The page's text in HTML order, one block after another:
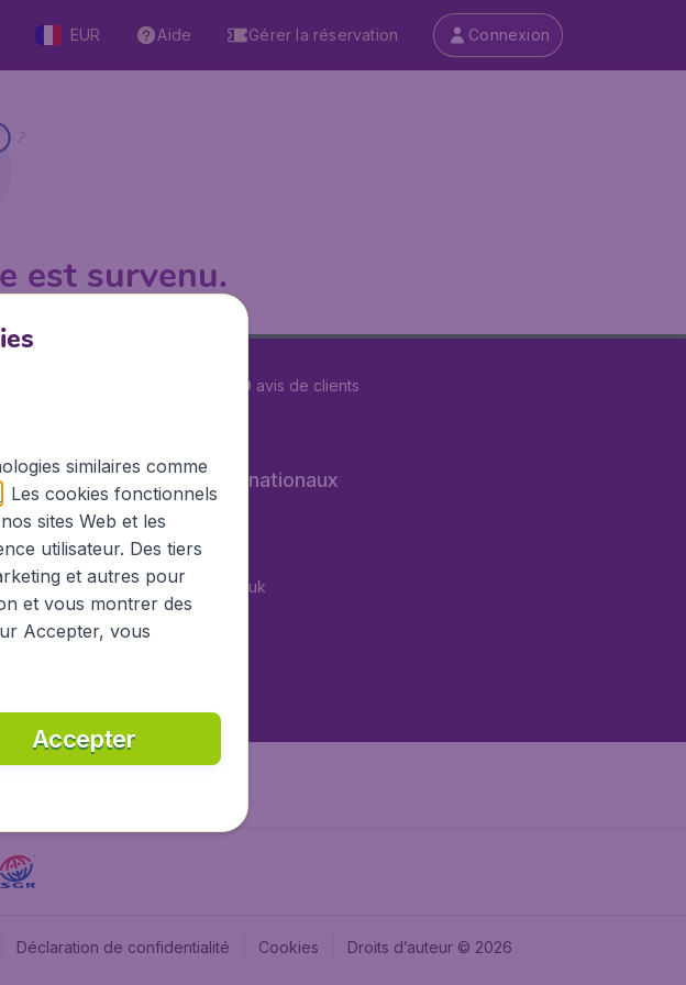
EUR Aide Gérer la réservation Connexion
est survenu.
29560 avis de clients
Sites internationaux
BudgetAir.es
BudgetAir.it
BudgetAir.co.uk
Déclaration de confidentialité Cookies Droits d’auteur © 2026
similaires comme
. Les cookies fonctionnels
sites Web et les
utilisateur. Des tiers
et autres pour
et vous montrer des
Accepter, vous
Accepter